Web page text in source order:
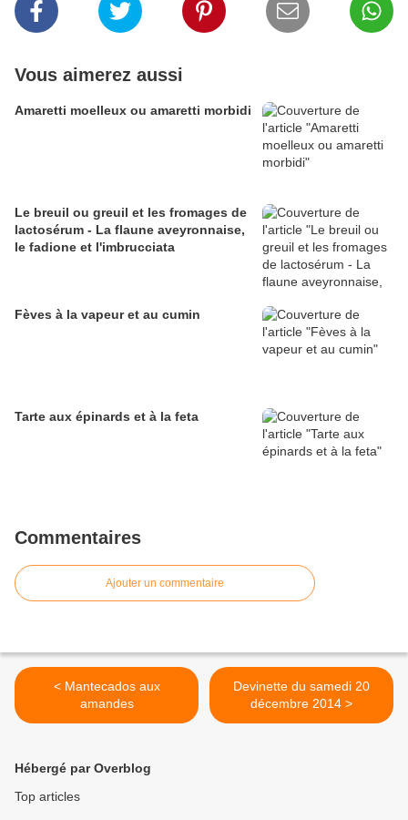
Vous aimerez aussi
Amaretti moelleux ou amaretti morbidi
Le breuil ou greuil et les fromages de
lactosérum - La flaune aveyronnaise,
le fadione et l'imbrucciata
Fèves à la vapeur et au cumin
Tarte aux épinards et à la feta
Commentaires
Ajouter un commentaire
< Mantecados aux
amandes
Devinette du samedi 20
décembre 2014 >
Hébergé par Overblog
Top articles